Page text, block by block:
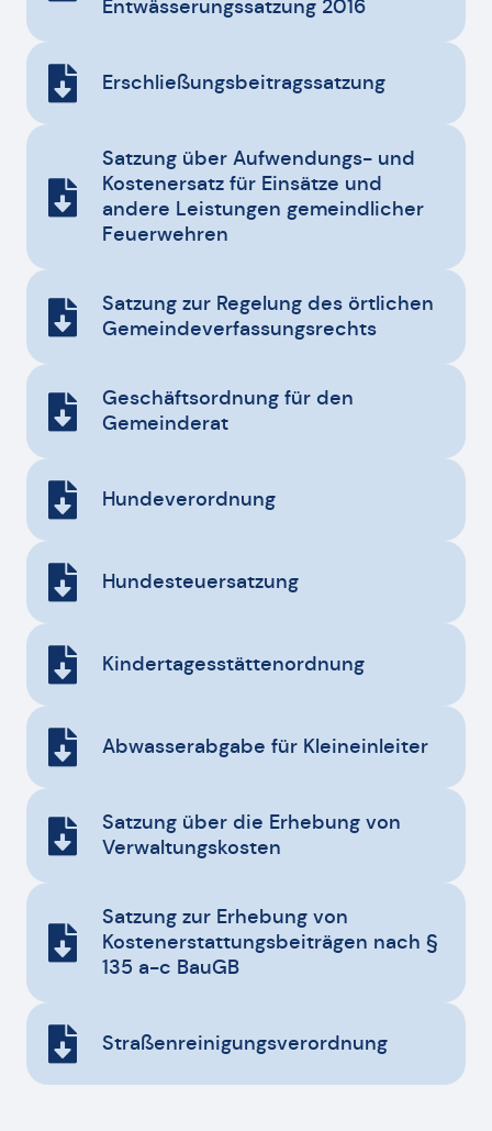
Entwässerungssatzung 2016
Erschließungsbeitragssatzung
Satzung über Aufwendungs- und
Kostenersatz für Einsätze und
andere Leistungen gemeindlicher
Feuerwehren
Satzung zur Regelung des örtlichen
Gemeindeverfassungsrechts
Geschäftsordnung für den
Gemeinderat
Hundeverordnung
Hundesteuersatzung
Kindertagesstättenordnung
Abwasserabgabe für Kleineinleiter
Satzung über die Erhebung von
Verwaltungskosten
Satzung zur Erhebung von
Kostenerstattungsbeiträgen nach §
135 a-c BauGB
Straßenreinigungsverordnung